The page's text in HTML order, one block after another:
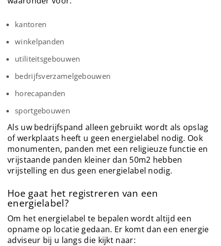
kantoren
winkelpanden
utiliteitsgebouwen
bedrijfsverzamelgebouwen
horecapanden
sportgebouwen
Als uw bedrijfspand alleen gebruikt wordt als opslag
of werkplaats heeft u geen energielabel nodig. Ook
monumenten, panden met een religieuze functie en
vrijstaande panden kleiner dan 50m2 hebben
vrijstelling en dus geen energielabel nodig.
Hoe gaat het registreren van een
energielabel?
Om het energielabel te bepalen wordt altijd een
opname op locatie gedaan. Er komt dan een energie
adviseur bij u langs die kijkt naar: